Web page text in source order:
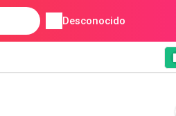
Desconocido